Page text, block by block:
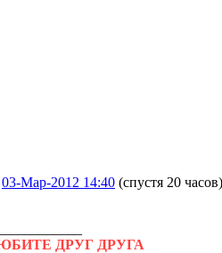
03-Мар-2012 14:40 (спустя 20 часов)
ДРУГ ДРУГА